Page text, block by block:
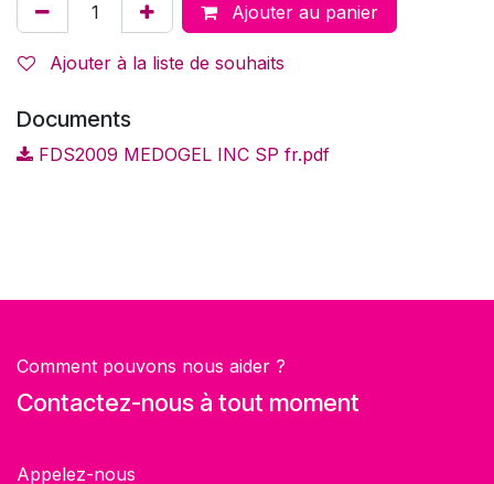
Ajouter au panier
Ajouter à la liste de souhaits
Documents
FDS2009 MEDOGEL INC SP fr.pdf
Comment pouvons nous aider ?
Contactez-nous à tout moment
Appelez-nous